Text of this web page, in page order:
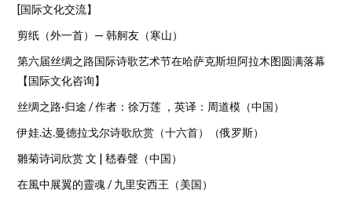
[国际文化交流】
剪纸（外一首）— 韩舸友（寒山）
第六届丝绸之路国际诗歌艺术节在哈萨克斯坦阿拉木图圆满落幕
【国际文化咨询】
丝绸之路·归途 / 作者：徐万莲 ，英译：周道模（中国）
伊娃.达.曼德拉戈尔诗歌欣赏（十六首）（俄罗斯）
雛菊诗词欣赏 文 | 嵇春聲（中国）
在風中展翼的靈魂 / 九里安西王（美国）